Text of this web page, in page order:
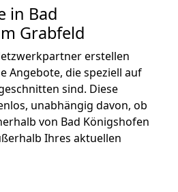
in Bad
Grabfeld
erstellen
Angebote, die speziell auf
sind. Diese
unabhängig davon, ob
von Bad Königshofen
Ihres aktuellen